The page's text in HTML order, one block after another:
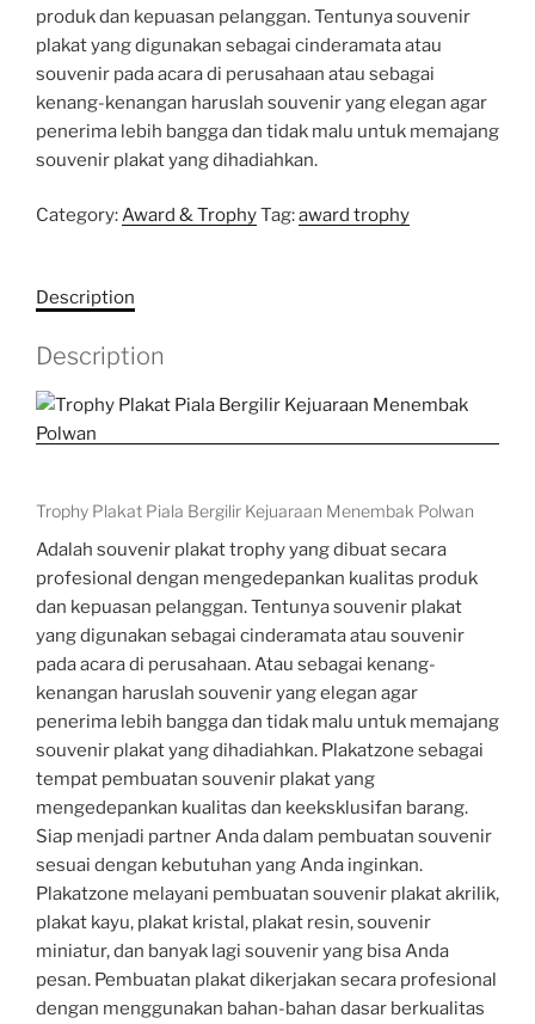
produk dan kepuasan pelanggan. Tentunya souvenir
plakat yang digunakan sebagai cinderamata atau
souvenir pada acara di perusahaan atau sebagai
kenang-kenangan haruslah souvenir yang elegan agar
penerima lebih bangga dan tidak malu untuk memajang
souvenir plakat yang dihadiahkan.
Category:Award & TrophyTag:award trophy
Description
Description
Trophy Plakat Piala Bergilir Kejuaraan Menembak Polwan
Adalah souvenir plakat trophy yang dibuat secara
profesional dengan mengedepankan kualitas produk
dan kepuasan pelanggan. Tentunya souvenir plakat
yang digunakan sebagai cinderamata atau souvenir
pada acara di perusahaan. Atau sebagai kenang-
kenangan haruslah souvenir yang elegan agar
penerima lebih bangga dan tidak malu untuk memajang
souvenir plakat yang dihadiahkan. Plakatzone sebagai
tempat pembuatan souvenir plakat yang
mengedepankan kualitas dan keeksklusifan barang.
Siap menjadi partner Anda dalam pembuatan souvenir
sesuai dengan kebutuhan yang Anda inginkan.
Plakatzone melayani pembuatan souvenir plakat akrilik,
plakat kayu, plakat kristal, plakat resin, souvenir
miniatur, dan banyak lagi souvenir yang bisa Anda
pesan. Pembuatan plakat dikerjakan secara profesional
dengan menggunakan bahan-bahan dasar berkualitas